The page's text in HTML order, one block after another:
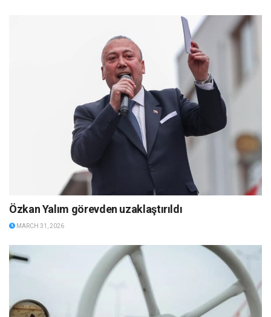
Özkan Yalım görevden uzaklaştırıldı
MARCH 31, 2026